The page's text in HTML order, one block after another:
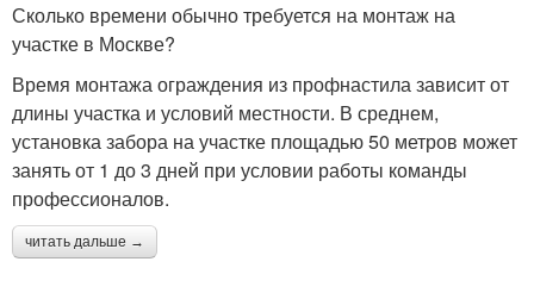
Сколько времени обычно требуется на монтаж на
участке в Москве?
Время монтажа ограждения из профнастила зависит от
длины участка и условий местности. В среднем,
установка забора на участке площадью 50 метров может
занять от 1 до 3 дней при условии работы команды
профессионалов.
читать дальше →